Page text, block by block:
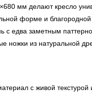
мм делают кресло
форме и
с едва заметным
ножки из натуральной
с живой